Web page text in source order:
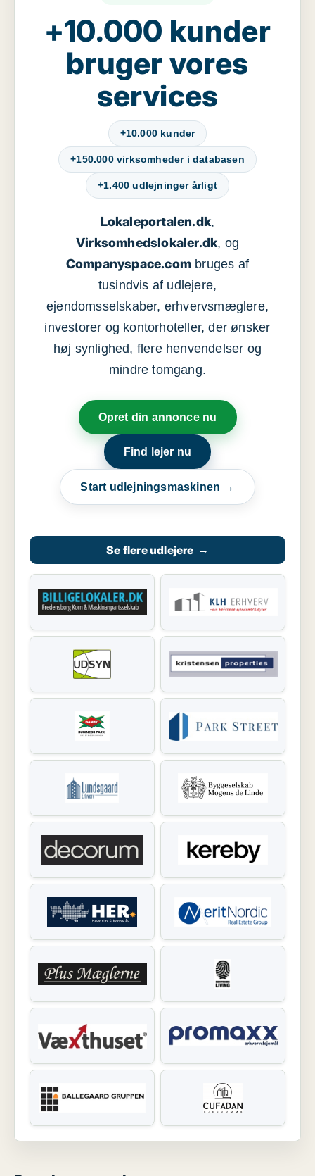
+10.000 kunder
bruger vores
services
+10.000 kunder
+150.000 virksomheder i databasen
+1.400 udlejninger årligt
Lokaleportalen.dk,
Virksomhedslokaler.dk, og
Companyspace.com bruges af
tusindvis af udlejere,
ejendomsselskaber, erhvervsmæglere,
investorer og kontorhoteller, der ønsker
høj synlighed, flere henvendelser og
mindre tomgang.
Opret din annonce nu
Find lejer nu
Start udlejningsmaskinen →
Se flere udlejere →